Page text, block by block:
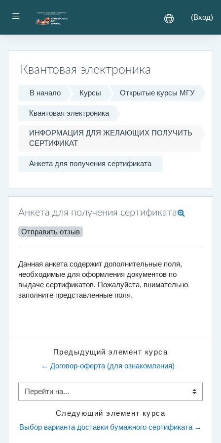
Боковая панель (Вход)
Квантовая электроника
В начало Курсы Открытые курсы МГУ
Квантовая электроника
ИНФОРМАЦИЯ ДЛЯ ЖЕЛАЮЩИХ ПОЛУЧИТЬ
СЕРТИФИКАТ
Анкета для получения сертификата
Анкета для получения сертификата
Отправить отзыв
Данная анкета содержит дополнительные поля,
необходимые для оформления документов по
выдаче сертификатов. Пожалуйста, внимательно
заполните представленные поля.
Предыдущий элемент курса
← Договор-оферта (для ознакомления)
Перейти на...
Следующий элемент курса
Выбор варианта доставки бумажного сертификата →